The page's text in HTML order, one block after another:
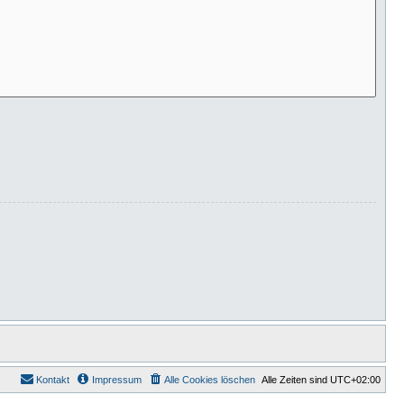
Alle Zeiten sind UTC+02:00
Alle Cookies löschen
Impressum
Kontakt